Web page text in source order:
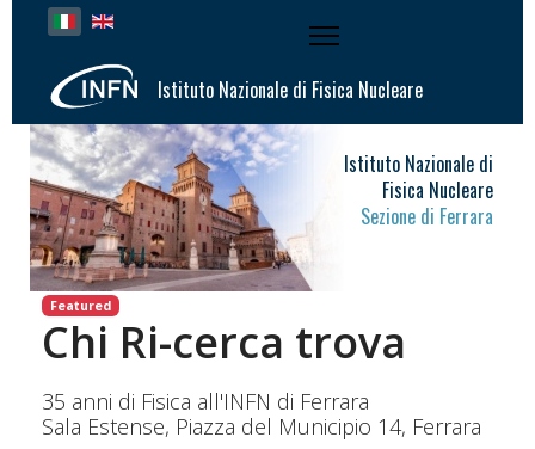
Seleziona la tua lingua
Istituto Nazionale di Fisica Nucleare
Istituto Nazionale di
Fisica Nucleare
Sezione di Ferrara
Featured
Chi Ri-cerca trova
35 anni di Fisica all'INFN di Ferrara
Sala Estense, Piazza del Municipio 14, Ferrara